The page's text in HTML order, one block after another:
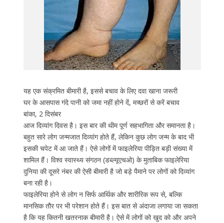
यह एक संक्रमित बीमारी है, इससे बचाव के लिए दवा खाना जरूरी
घर के आसपास गंदे पानी को जमा नहीं होने दें, मच्छरों से करें बचाव
बांका, 2 दिसंबर
आज दिव्यांग दिवस है। इस बार की थीम पूर्ण सहभागिता और समानता है।
बहुत सारे लोग जन्मजात दिव्यांग होते हैं, लेकिन कुछ लोग जन्म के बाद भी
इसकी चपेट में आ जाते हैं। ऐसे लोगों में फाइलेरिया पीड़ित बड़ी संख्या में
शामिल हैं। विश्व स्वास्थ्य संगठन (डब्ल्यूएचओ) के मुताबिक फाइलेरिया
दुनिया की दूसरे नंबर की ऐसी बीमारी है जो बड़े पैमाने पर लोगों को दिव्यांग
बना रही है।
फाइलेरिया होने से लोग न सिर्फ आर्थिक और शारीरिक रूप से, बल्कि
मानसिक तौर पर भी परेशान होते हैं। इस बात से अंदाजा लगाया जा सकता
है कि यह कितनी खतरनाक बीमारी है। ऐसे में लोगों को खुद को और अपने